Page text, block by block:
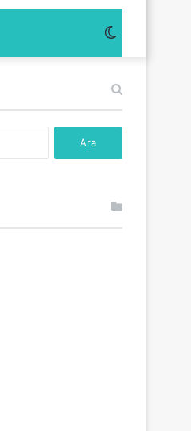
görünümü
değiştir